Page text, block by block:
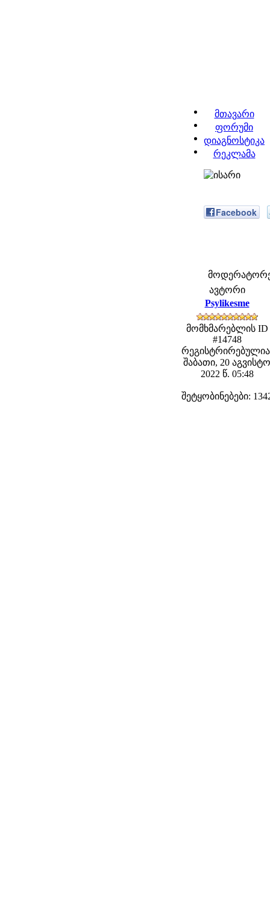
მთავარი
ფორუმი
დიაგნოსტიკა
რეკლამა
Facebook
ავტორი
Psylikesme
მომხმარებლის ID
#14748
შაბათი, 20 აგვისტო
2022 წ. 05:48
შეტყობინებები: